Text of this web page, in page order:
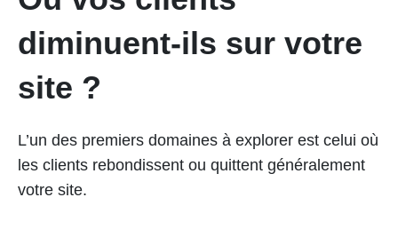
diminuent-ils sur votre
site ?
L’un des premiers domaines à explorer est celui où
les clients rebondissent ou quittent généralement
votre site.